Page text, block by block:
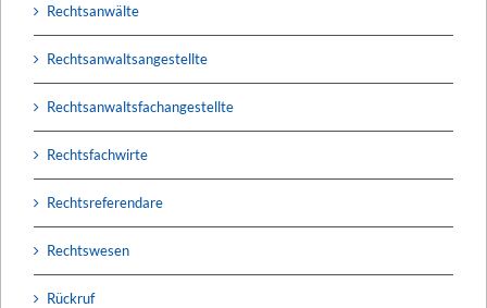
Rechtsanwälte
Rechtsanwaltsangestellte
Rechtsanwaltsfachangestellte
Rechtsfachwirte
Rechtsreferendare
Rechtswesen
Rückruf